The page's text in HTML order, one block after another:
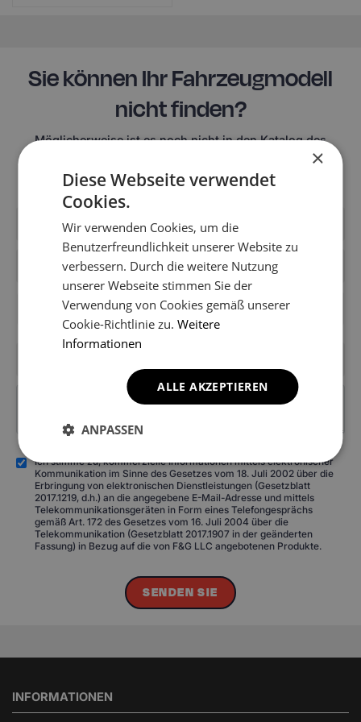
Sie können Ihr Fahrzeugmodell
nicht finden?
Möglicherweise ist es noch nicht in den Katalog des
Shops aufgenommen worden. Schreiben Sie uns, um
erhalten.
Ich stimme zu, kommerzielle Informationen mittels elektronischer
Kommunikation im Sinne des Gesetzes vom 18. Juli 2002 über die
Erbringung von elektronischen Dienstleistungen (Gesetzblatt
2017.1219, d.h.) an die angegebene E-Mail-Adresse und mittels
Telekommunikationsgeräten in Form eines Telefongesprächs
gemäß Art. 172 des Gesetzes vom 16. Juli 2004 über die
Telekommunikation (Gesetzblatt 2017.1907 in der geänderten
Fassung) in Bezug auf die von F&G LLC angebotenen Produkte.
SENDEN SIE
INFORMATIONEN
×
Diese Webseite verwendet
Cookies.
Wir verwenden Cookies, um die
Benutzerfreundlichkeit unserer Website zu
verbessern. Durch die weitere Nutzung
unserer Webseite stimmen Sie der
Verwendung von Cookies gemäß unserer
Cookie-Richtlinie zu.Weitere
Informationen
ALLE AKZEPTIEREN
ANPASSEN